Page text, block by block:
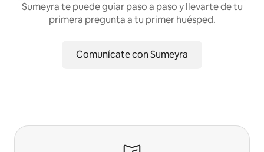
Sumeyra te puede guiar paso a paso y llevarte de tu
primera pregunta a tu primer huésped.
Comunícate con Sumeyra